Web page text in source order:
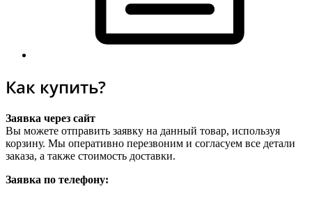
Как купить?
Заявка через сайт
Вы можете отправить заявку на данный товар, используя
корзину. Мы оперативно перезвоним и согласуем все детали
заказа, а также стоимость доставки.
Заявка по телефону: